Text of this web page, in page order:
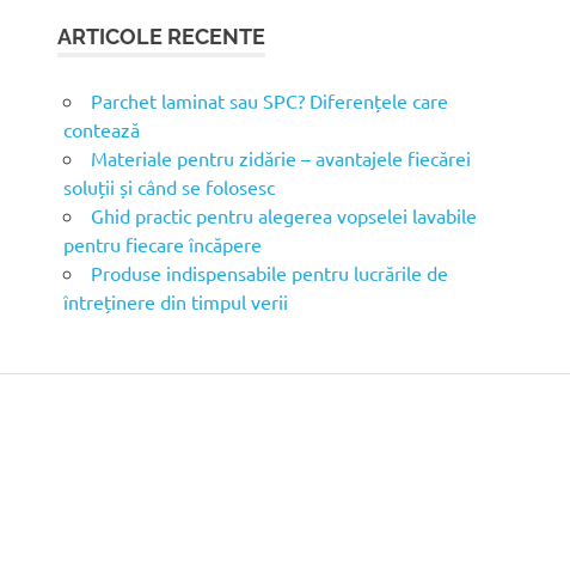
ARTICOLE RECENTE
Parchet laminat sau SPC? Diferențele care
contează
Materiale pentru zidărie – avantajele fiecărei
soluții și când se folosesc
Ghid practic pentru alegerea vopselei lavabile
pentru fiecare încăpere
Produse indispensabile pentru lucrările de
întreținere din timpul verii